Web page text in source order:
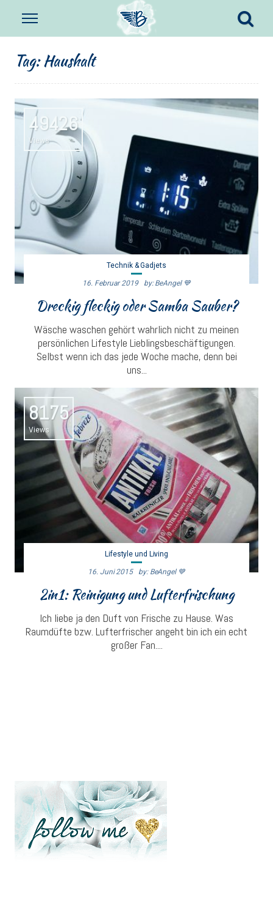
Tag:Haushalt
49426
Views
Technik & Gadjets
16. Februar 2019 By: BeAngel 💙
Dreckig fleckig oder Samba Sauber?
Wäsche waschen gehört wahrlich nicht zu meinen
persönlichen Lifestyle Lieblingsbeschäftigungen.
Selbst wenn ich das jede Woche mache, denn bei
uns...
8175
Views
Lifestyle und Living
16. Juni 2015 By: BeAngel 💙
2in1: Reinigung und Lufterfrischung
Ich liebe ja den Duft von Frische zu Hause. Was
Raumdüfte bzw. Lufterfrischer angeht bin ich ein echt
großer Fan....